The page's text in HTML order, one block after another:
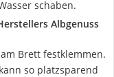
schaben.
Albgenuss
Brett festklemmen.
so platzsparend